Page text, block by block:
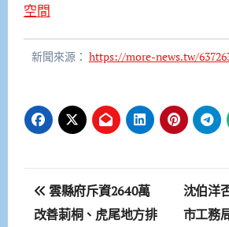
空間
新聞來源： https://more-news.tw/
文
章
雲縣府斥資2640萬
改善莿桐、虎尾地方排
沈伯洋
市工務